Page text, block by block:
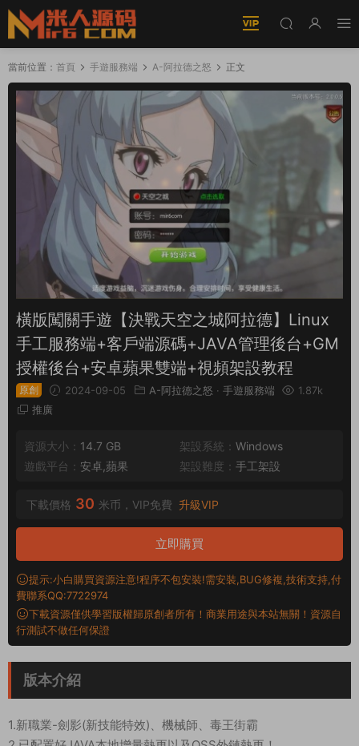
當前位置： 首頁 手遊服務端 A-阿拉德之怒 正文
橫版闖關手遊【決戰天空之城阿拉德】Linux
手工服務端+客戶端源碼+JAVA管理後台+GM
授權後台+安卓蘋果雙端+視頻架設教程
原創 2024-09-05 A-阿拉德之怒 · 手遊服務端
1.87k
推廣
資源大小： 14.7 GB 架設系統： Windows
遊戲平台： 安卓,蘋果 架設難度： 手工架設
下載價格 30 米币，VIP免費 升級VIP
立即購買
提示:小白購買資源注意!程序不包安裝!需安裝,BUG修複,技術支持,付
費聯系QQ:7722974
下載資源僅供學習版權歸原創者所有！商業用途與本站無關！資源自
行測試不做任何保證
版本介紹
1.新職業-劍影(新技能特效)、機械師、毒王街霸